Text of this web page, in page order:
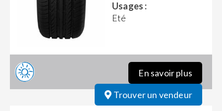
Usages :
Eté
En savoir plus
Trouver un vendeur